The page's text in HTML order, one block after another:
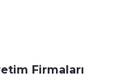
Firmaları